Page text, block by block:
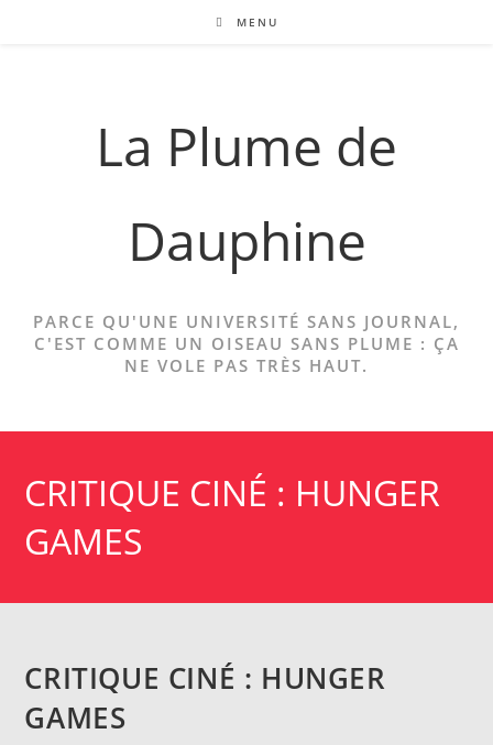
MENU
La Plume de
Dauphine
PARCE QU'UNE UNIVERSITÉ SANS JOURNAL,
C'EST COMME UN OISEAU SANS PLUME : ÇA
NE VOLE PAS TRÈS HAUT.
CRITIQUE CINÉ : HUNGER
GAMES
CRITIQUE CINÉ : HUNGER
GAMES